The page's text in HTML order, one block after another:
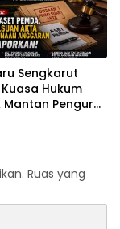
Sengkarut
Hukum
Mantan Pengurus
Ruas yang